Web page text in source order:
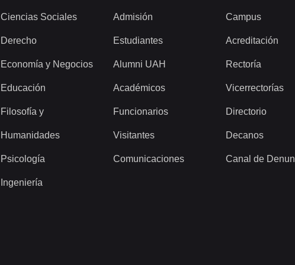
Ciencias Sociales
Derecho
Economía y Negocios
Educación
Filosofía y
Humanidades
Psicología
Ingeniería
Admisión
Estudiantes
Alumni UAH
Académicos
Funcionarios
Visitantes
Comunicaciones
Campus
Acreditación
Rectoría
Vicerrectorías
Directorio
Decanos
Canal de